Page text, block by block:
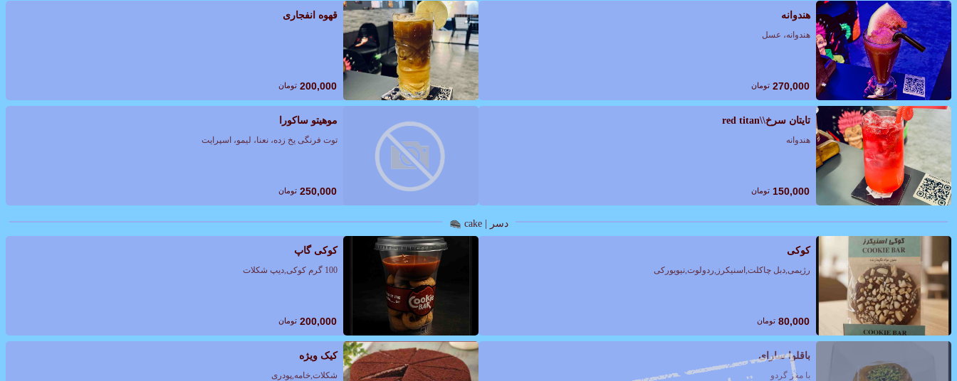
هندوانه
هندوانه، عسل
270,000 تومان
قهوه انفجاری
200,000 تومان
تایتان سرخ\\red titan
هندوانه
150,000 تومان
موهیتو ساکورا
توت فرنگی یخ زده، نعنا، لیمو، اسپرایت
250,000 تومان
دسر | cake
کوکی
رژیمی,دبل چاکلت,اسنیکرز,ردولوت,نیویورکی
80,000 تومان
کوکی گاپ
100 گرم کوکی,دیپ شکلات
200,000 تومان
باقلوا سارای
با مغز گردو
کیک ویژه
شکلات,خامه,پودری